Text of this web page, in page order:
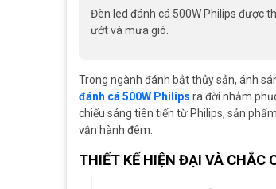
Đèn led đánh cá 500W Philips được
ướt và mưa gió.
Trong ngành đánh bắt thủy sản, ánh
đánh cá 500W Philips ra đời nhằm
chiếu sáng tiên tiến từ Philips, sản
vận hành đêm.
THIẾT KẾ HIỆN ĐẠI VÀ CHẮC